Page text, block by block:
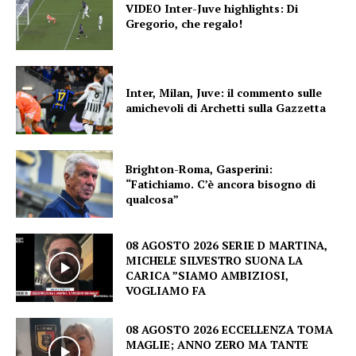
VIDEO Inter-Juve highlights: Di
Gregorio, che regalo!
Inter, Milan, Juve: il commento sulle
amichevoli di Archetti sulla Gazzetta
Brighton-Roma, Gasperini:
“Fatichiamo. C’è ancora bisogno di
qualcosa”
08 AGOSTO 2026 SERIE D MARTINA,
MICHELE SILVESTRO SUONA LA
CARICA ”SIAMO AMBIZIOSI,
VOGLIAMO FA
08 AGOSTO 2026 ECCELLENZA TOMA
MAGLIE; ANNO ZERO MA TANTE